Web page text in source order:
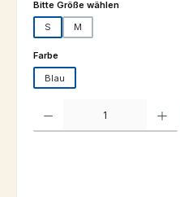
Bitte Größe wählenauswählen
S M
Farbeauswählen
Blau